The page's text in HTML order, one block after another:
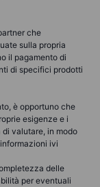
che
sulla propria
il pagamento di
di specifici prodotti
è opportuno che
esigenze e i
valutare, in modo
ivi
delle
per eventuali